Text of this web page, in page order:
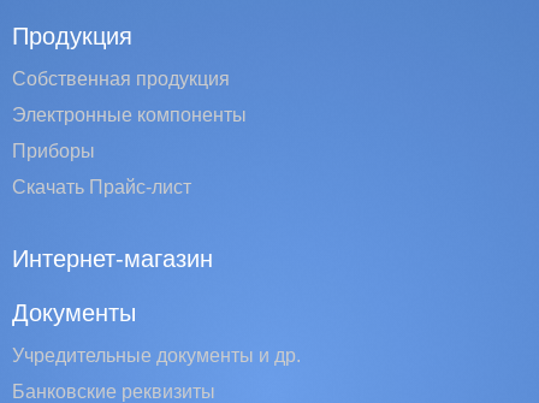
Продукция
Собственная продукция
Электронные компоненты
Приборы
Скачать Прайс-лист
Интернет-магазин
Документы
Учредительные документы и др.
Банковские реквизиты